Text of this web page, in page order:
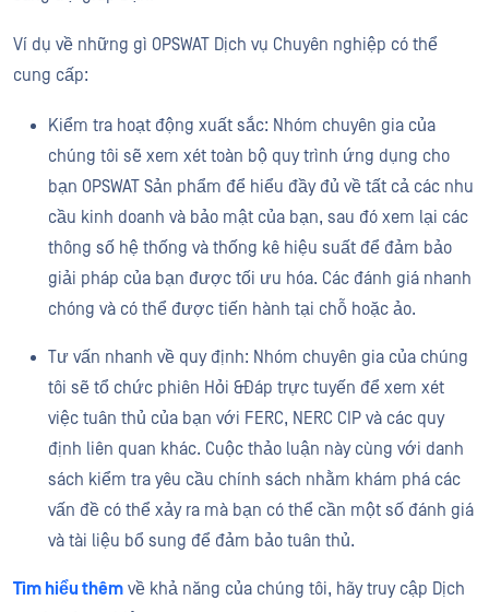
Ví dụ về những gì OPSWAT Dịch vụ Chuyên nghiệp có thể
cung cấp:
Kiểm tra hoạt động xuất sắc: Nhóm chuyên gia của
chúng tôi sẽ xem xét toàn bộ quy trình ứng dụng cho
bạn OPSWAT Sản phẩm để hiểu đầy đủ về tất cả các nhu
cầu kinh doanh và bảo mật của bạn, sau đó xem lại các
thông số hệ thống và thống kê hiệu suất để đảm bảo
giải pháp của bạn được tối ưu hóa. Các đánh giá nhanh
chóng và có thể được tiến hành tại chỗ hoặc ảo.
Tư vấn nhanh về quy định: Nhóm chuyên gia của chúng
tôi sẽ tổ chức phiên Hỏi &Đáp trực tuyến để xem xét
việc tuân thủ của bạn với FERC, NERC CIP và các quy
định liên quan khác. Cuộc thảo luận này cùng với danh
sách kiểm tra yêu cầu chính sách nhằm khám phá các
vấn đề có thể xảy ra mà bạn có thể cần một số đánh giá
và tài liệu bổ sung để đảm bảo tuân thủ.
Tìm hiểu thêm về khả năng của chúng tôi, hãy truy cập Dịch